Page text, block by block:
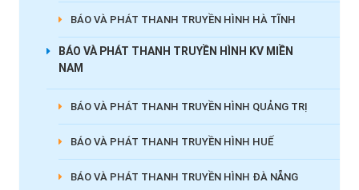
BÁO VÀ PHÁT THANH TRUYỀN HÌNH HÀ TĨNH
BÁO VÀ PHÁT THANH TRUYỀN HÌNH KV MIỀN
NAM
BÁO VÀ PHÁT THANH TRUYỀN HÌNH QUẢNG TRỊ
BÁO VÀ PHÁT THANH TRUYỀN HÌNH HUẾ
BÁO VÀ PHÁT THANH TRUYỀN HÌNH ĐÀ NẴNG